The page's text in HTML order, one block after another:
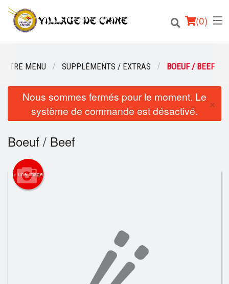
(0)
Commander en ligne
Emplacement
Français
Connection
Inscription
MENU SUPPLÉMENTS / EXTRAS BOEUF / BEEF
Nous sommes fermés pour le moment. Le
système de commande est désactivé.
×
Boeuf / Beef
+ une image